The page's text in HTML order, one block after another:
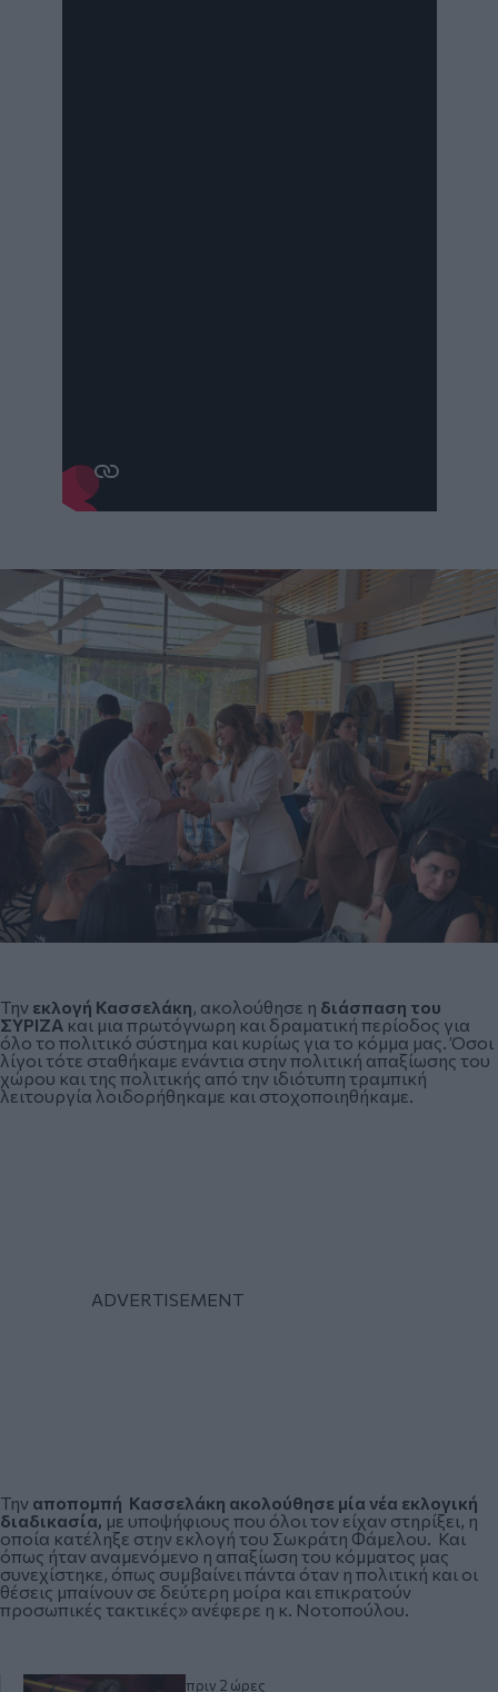
Την εκλογή Κασσελάκη, ακολούθησε η διάσπαση του
ΣΥΡΙΖΑ και μια πρωτόγνωρη και δραματική περίοδος για
όλο το πολιτικό σύστημα και κυρίως για το κόμμα μας. Όσοι
λίγοι τότε σταθήκαμε ενάντια στην πολιτική απαξίωσης του
χώρου και της πολιτικής από την ιδιότυπη τραμπική
λειτουργία λοιδορήθηκαμε και στοχοποιηθήκαμε.
Την αποπομπή Κασσελάκη ακολούθησε μία νέα εκλογική
διαδικασία, με υποψήφιους που όλοι τον είχαν στηρίξει, η
οποία κατέληξε στην εκλογή του Σωκράτη Φάμελου. Και
όπως ήταν αναμενόμενο η απαξίωση του κόμματος μας
συνεχίστηκε, όπως συμβαίνει πάντα όταν η πολιτική και οι
θέσεις μπαίνουν σε δεύτερη μοίρα και επικρατούν
προσωπικές τακτικές» ανέφερε η κ. Νοτοπούλου.
πριν 2 ώρες